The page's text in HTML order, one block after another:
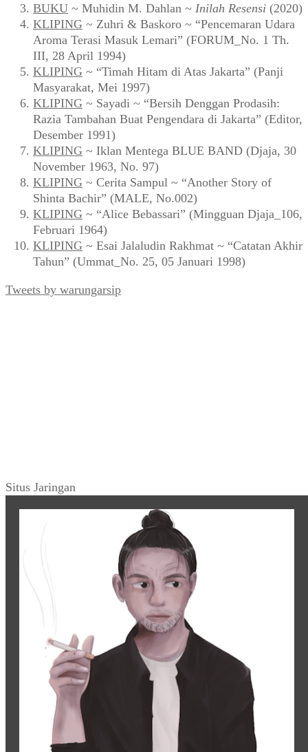
BUKU ~ Muhidin M. Dahlan ~ Inilah Resensi (2020)
KLIPING ~ Zuhri & Baskoro ~ “Pencemaran Udara
Aroma Terasi Masuk Lemari” (FORUM_No. 1 Th.
III, 28 April 1994)
KLIPING ~ “Timah Hitam di Atas Jakarta” (Panji
Masyarakat, Mei 1997)
KLIPING ~ Sayadi ~ “Bersih Denggan Prodasih:
Razia Tambahan Buat Pengendara di Jakarta” (Editor,
Desember 1991)
KLIPING ~ Iklan Mentega BLUE BAND (Djaja, 30
November 1963, No. 97)
KLIPING ~ Cerita Sampul ~ “Another Story of
Shinta Bachir” (MALE, No.002)
KLIPING ~ “Alice Bebassari” (Mingguan Djaja_106,
Februari 1964)
KLIPING ~ Esai Jalaludin Rakhmat ~ “Catatan Akhir
Tahun” (Ummat_No. 25, 05 Januari 1998)
Tweets by warungarsip
Situs Jaringan